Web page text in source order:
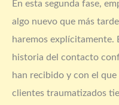
En esta segunda fase,
algo nuevo que más
haremos explícitamente.
historia del contacto
han recibido y con el
clientes traumatizados